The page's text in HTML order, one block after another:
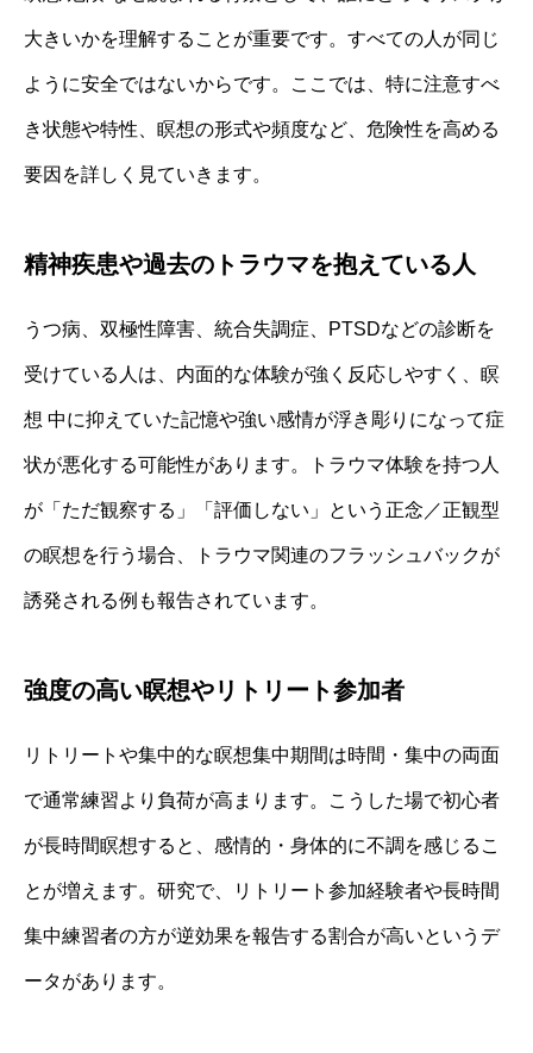
大きいかを理解することが重要です。すべての人が同じ
ように安全ではないからです。ここでは、特に注意すべ
き状態や特性、瞑想の形式や頻度など、危険性を高める
要因を詳しく見ていきます。
精神疾患や過去のトラウマを抱えている人
うつ病、双極性障害、統合失調症、PTSDなどの診断を
受けている人は、内面的な体験が強く反応しやすく、瞑
想 中に抑えていた記憶や強い感情が浮き彫りになって症
状が悪化する可能性があります。トラウマ体験を持つ人
が「ただ観察する」「評価しない」という正念／正観型
の瞑想を行う場合、トラウマ関連のフラッシュバックが
誘発される例も報告されています。
強度の高い瞑想やリトリート参加者
リトリートや集中的な瞑想集中期間は時間・集中の両面
で通常練習より負荷が高まります。こうした場で初心者
が長時間瞑想すると、感情的・身体的に不調を感じるこ
とが増えます。研究で、リトリート参加経験者や長時間
集中練習者の方が逆効果を報告する割合が高いというデ
ータがあります。